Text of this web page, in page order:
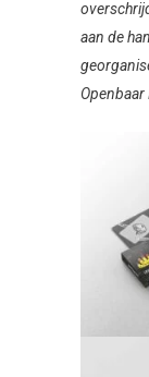
aan de